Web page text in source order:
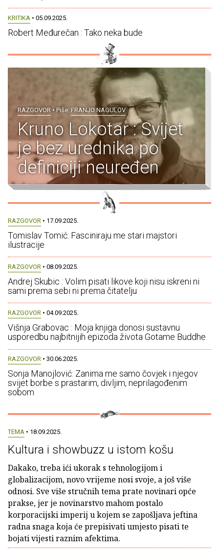
KRITIKA • 05.09.2025.
Robert Međurečan : Tako neka bude
RAZGOVOR • Piše: FRANJO NAGULOV
Kruno Lokotar : Svijet
je bez urednika po
definiciji neuređen
RAZGOVOR • 17.09.2025.
Tomislav Tomić: Fasciniraju me stari majstori
ilustracije
RAZGOVOR • 08.09.2025.
Andrej Skubic : Volim pisati likove koji nisu iskreni ni
sami prema sebi ni prema čitatelju
RAZGOVOR • 04.09.2025.
Višnja Grabovac : Moja knjiga donosi sustavnu
usporedbu najbitnijih epizoda života Gotame Buddhe
RAZGOVOR • 30.06.2025.
Sonja Manojlović: Zanima me samo čovjek i njegov
svijet borbe s prastarim, divljim, neprilagođenim
sobom
TEMA • 18.09.2025.
Kultura i showbuzz u istom košu
Dakako, treba ići ukorak s tehnologijom i
globalizacijom, novo vrijeme nosi svoje, a još više
odnosi. Sve više stručnih tema prate novinari opće
prakse, jer je novinarstvo mahom postalo
korporacijski imperij u kojem se zapošljava jeftina
radna snaga koja će prepisivati umjesto pisati te
bojati vijesti raznim afektima.